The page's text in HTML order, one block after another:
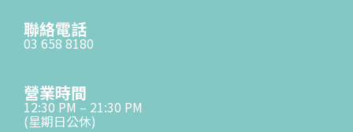
聯絡電話
03 658 8180
營業時間
12:30 PM – 21:30 PM
(星期日公休)